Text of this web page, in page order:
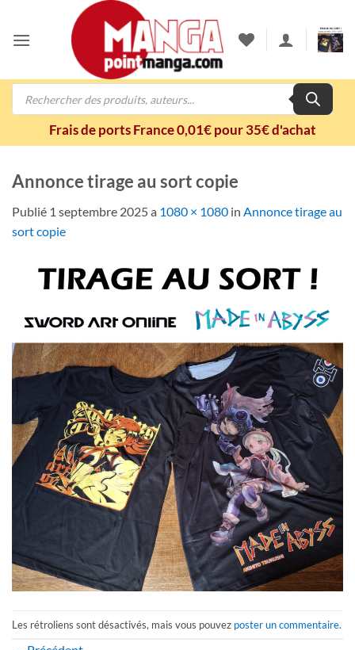
contenu
Recherche
Frais de ports France 0,01€ pour 35€ d'achat
Annonce tirage au sort copie
Publié 1 septembre 2025a 1080 × 1080 in Annonce tirage au
sort copie
Les rétroliens sont désactivés, mais vous pouvez poster un commentaire.